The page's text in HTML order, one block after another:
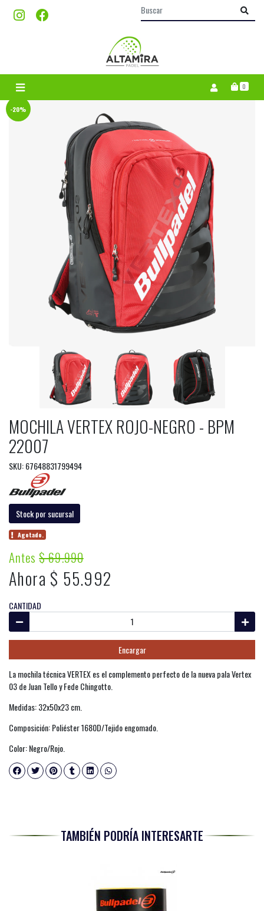
0
-20%
MOCHILA VERTEX ROJO-NEGRO - BPM
22007
SKU: 67648831799494
Stock por sucursal
Agotado.
Antes$ 69.990
Ahora $ 55.992
CANTIDAD
Encargar
La mochila técnica VERTEX es el complemento perfecto de la nueva pala Vertex
03 de Juan Tello y Fede Chingotto.
Medidas: 32x50x23 cm.
Composición: Poliéster 1680D/Tejido engomado.
Color: Negro/Rojo.
TAMBIÉN PODRÍA INTERESARTE